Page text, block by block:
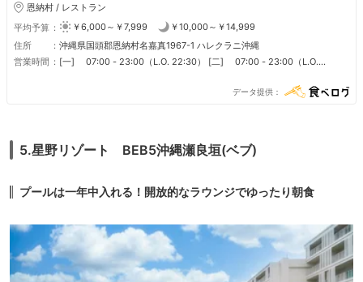
恩納村 / レストラン
平均予算
￥6,000～￥7,999
￥10,000～￥14,999
住所
沖縄県国頭郡恩納村名嘉真1967-1 ハレクラニ沖縄
営業時間
[一] 07:00 - 23:00（L.O. 22:30） [二] 07:00 - 23:00（L.O.
23:00（L.O. 22:30） [五] 07:00 - 23:00（L.O. 22:30） [六] 07:00
- 23:00（L.O. 22:30） [日] 07:00 - 23:00（L.O. 22:30）
データ提供
5.星野リゾート BEB5沖縄瀬良垣(ベブ)
プールは一年中入れる！開放的なラウンジでゆったり朝食